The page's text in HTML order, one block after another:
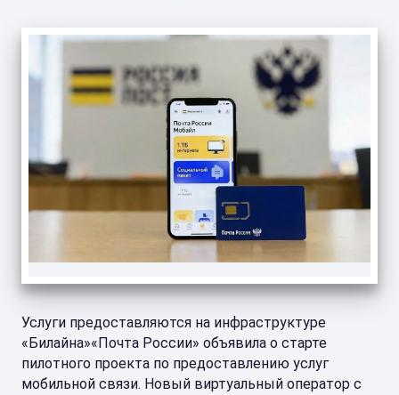
Услуги предоставляются на инфраструктуре
«Билайна»«Почта России» объявила о старте
пилотного проекта по предоставлению услуг
мобильной связи. Новый виртуальный оператор с